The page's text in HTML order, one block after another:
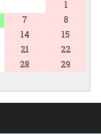
1
7
8
14
15
21
22
28
29